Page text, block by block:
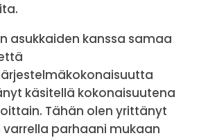
asukkaiden kanssa samaa
käsitellä kokonaisuutena
Tähän olen yrittänyt
parhaani mukaan